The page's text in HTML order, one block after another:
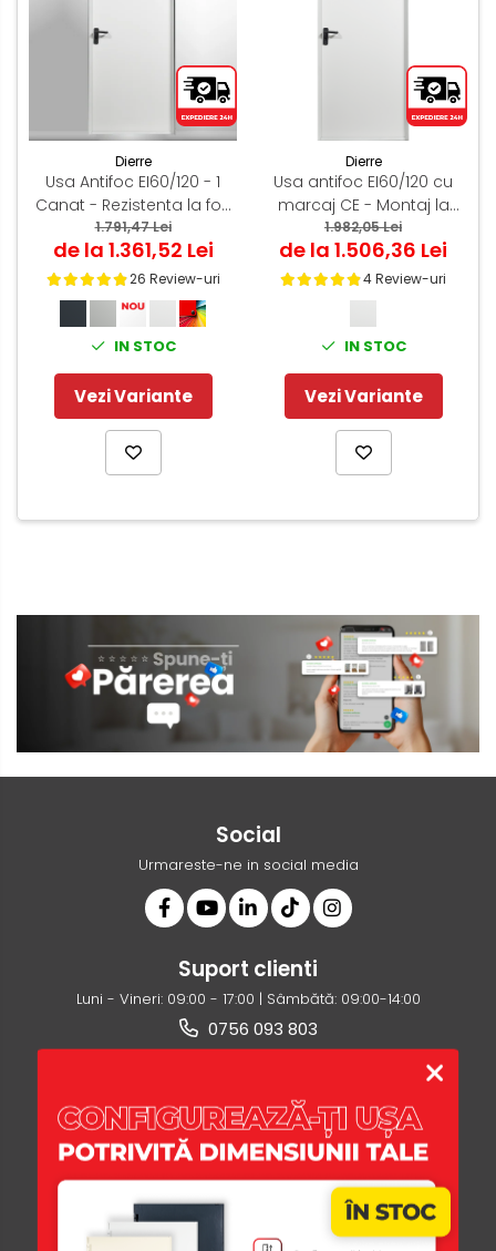
Dierre
Usa Antifoc EI60/120 - 1
Canat - Rezistenta la foc
60 /120 min - Montaj
Interior
1.791,47 Lei
de la 1.361,52 Lei
26 Review-uri
IN STOC
Vezi Variante
Dierre
Usa antifoc EI60/120 cu
marcaj CE - Montaj la
exterior
1.982,05 Lei
de la 1.506,36 Lei
4 Review-uri
IN STOC
Vezi Variante
Social
Urmareste-ne in social media
Suport clienti
Luni - Vineri: 09:00 - 17:00 | Sâmbătă: 09:00-14:00
0756 093 803
Magazinul Meu